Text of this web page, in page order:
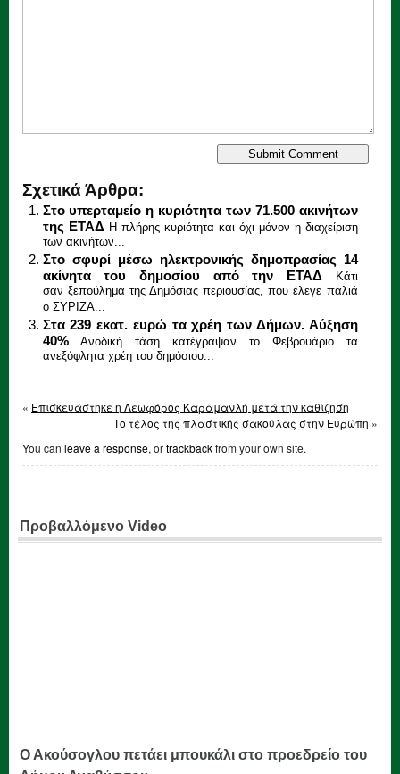
Σχετικά Άρθρα:
Στο υπερταμείο η κυριότητα των 71.500 ακινήτων
της ΕΤΑΔ Η πλήρης κυριότητα και όχι μόνον η διαχείριση
των ακινήτων...
Στο σφυρί μέσω ηλεκτρονικής δημοπρασίας 14
ακίνητα του δημοσίου από την ΕΤΑΔ
Κάτι
σαν ξεπούλημα της Δημόσιας περιουσίας, που έλεγε παλιά
ο ΣΥΡΙΖΑ...
Στα 239 εκατ. ευρώ τα χρέη των Δήμων. Αύξηση
40%
Ανοδική τάση κατέγραψαν το Φεβρουάριο τα
ανεξόφλητα χρέη του δημόσιου...
« Επισκευάστηκε η Λεωφόρος Καραμανλή μετά την καθίζηση
Το τέλος της πλαστικής σακούλας στην Ευρώπη »
You can leave a response, ortrackbackfrom your own site.
Προβαλλόμενο Video
Ο Ακούσογλου πετάει μπουκάλι στο προεδρείο του